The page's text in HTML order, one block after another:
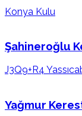
Konya Kulu
Şahineroğlu
J3Q9+R4
Yağmur